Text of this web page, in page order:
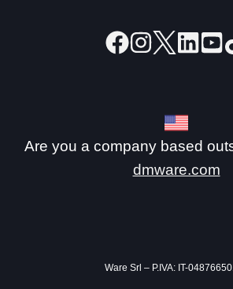
Are you a company based
dmware.com
Ware Srl – P.IVA: IT-